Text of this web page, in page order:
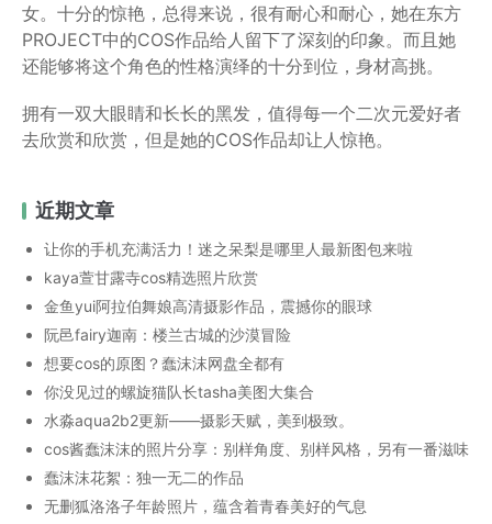
女。十分的惊艳，总得来说，很有耐心和耐心，她在东方
PROJECT中的COS作品给人留下了深刻的印象。而且她
还能够将这个角色的性格演绎的十分到位，身材高挑。
拥有一双大眼睛和长长的黑发，值得每一个二次元爱好者
去欣赏和欣赏，但是她的COS作品却让人惊艳。
近期文章
让你的手机充满活力！迷之呆梨是哪里人最新图包来啦
kaya萱甘露寺cos精选照片欣赏
金鱼yui阿拉伯舞娘高清摄影作品，震撼你的眼球
阮邑fairy迦南：楼兰古城的沙漠冒险
想要cos的原图？蠢沫沫网盘全都有
你没见过的螺旋猫队长tasha美图大集合
水淼aqua2b2更新——摄影天赋，美到极致。
cos酱蠢沫沫的照片分享：别样角度、别样风格，另有一番滋味
蠢沫沫花絮：独一无二的作品
无删狐洛洛子年龄照片，蕴含着青春美好的气息